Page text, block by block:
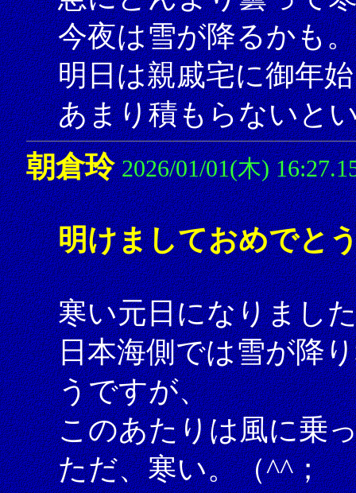
今夜は雪が降るかも。
明日は親戚宅に御年
あまり積もらないと
朝倉玲 2026/01/01(木)
明けましておめでと
寒い元日になりまし
日本海側では雪が降
うですが、
このあたりは風に乗
ただ、寒い。（^^；